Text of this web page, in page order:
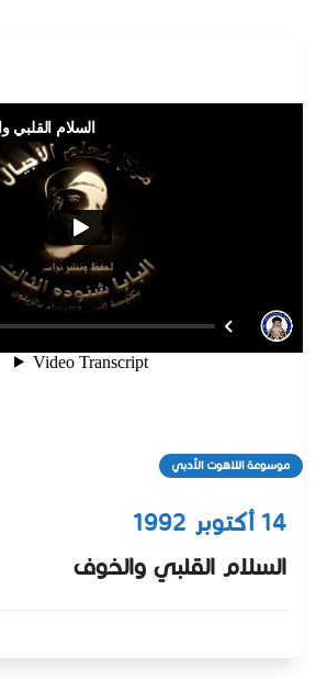
موسوعة اللاهوت الأدبي
14 أكتوبر 1992
السلام القلبي والخوف